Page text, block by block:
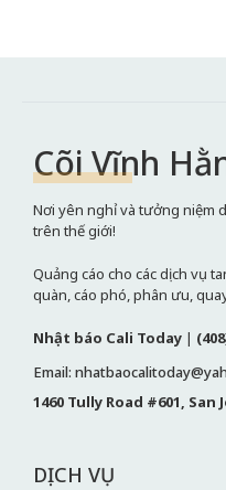
Cõi Vĩnh
Nơi yên nghỉ và tưởng niệm
trên thế giới!
Quảng cáo cho các dịch vụ
quàn, cáo phó, phân ưu,
Nhật báo Cali Today |
Email:
1460 Tully Road #601, San
DỊCH VỤ